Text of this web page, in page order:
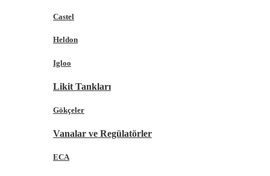
Castel
Heldon
Igloo
Likit Tankları
Gökçeler
Vanalar ve Regülatörler
ECA